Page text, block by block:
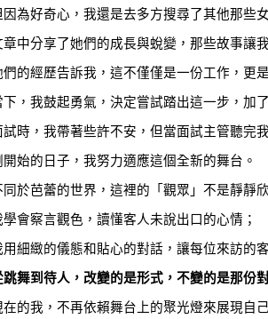
因為好奇心，我還是去多方搜尋了其他那些
章中分享了她們的成長與蛻變，那些故事讓
們的經歷告訴我，這不僅僅是一份工作，更
下，我鼓起勇氣，決定嘗試踏出這一步，加
試時，我帶著些許不安，但當面試主管聽完
開始的日子，我努力適應這個全新的舞台。
同於芭蕾的世界，這裡的「觀眾」不是靜靜
學會察言觀色，讀懂客人未說出口的心情；
用細緻的儀態和貼心的對話，讓每位來訪的
跳舞到待人，改變的是形式，不變的是那份
在的我，不再依賴舞台上的聚光燈來展現自己